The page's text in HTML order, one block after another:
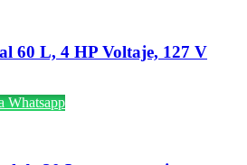
60 L, 4 HP Voltaje, 127 V
Whatsapp